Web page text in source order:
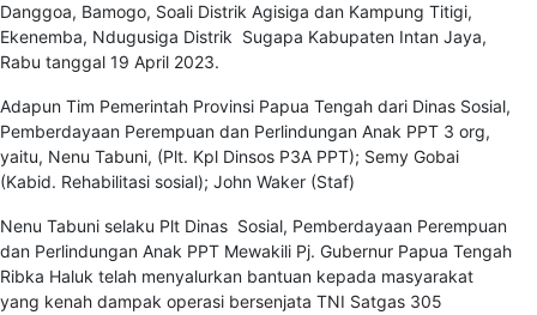
Danggoa, Bamogo, Soali Distrik Agisiga dan Kampung Titigi,
Ekenemba, Ndugusiga Distrik Sugapa Kabupaten Intan Jaya,
Rabu tanggal 19 April 2023.
Adapun Tim Pemerintah Provinsi Papua Tengah dari Dinas Sosial,
Pemberdayaan Perempuan dan Perlindungan Anak PPT 3 org,
yaitu, Nenu Tabuni, (Plt. Kpl Dinsos P3A PPT); Semy Gobai
(Kabid. Rehabilitasi sosial); John Waker (Staf)
Nenu Tabuni selaku Plt Dinas Sosial, Pemberdayaan Perempuan
dan Perlindungan Anak PPT Mewakili Pj. Gubernur Papua Tengah
Ribka Haluk telah menyalurkan bantuan kepada masyarakat
yang kenah dampak operasi bersenjata TNI Satgas 305